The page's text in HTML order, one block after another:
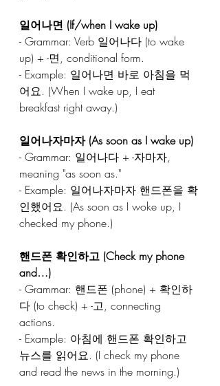
일어나면 (If/when I wake up)
- Grammar: Verb 일어나다 (to wake
up) + -면, conditional form.
- Example: 일어나면 바로 아침을 먹
어요. (When I wake up, I eat
breakfast right away.)
일어나자마자 (As soon as I wake up)
- Grammar: 일어나다 + -자마자,
meaning "as soon as."
- Example: 일어나자마자 핸드폰을 확
인했어요. (As soon as I woke up, I
checked my phone.)
핸드폰 확인하고 (Check my phone
and…)
- Grammar: 핸드폰 (phone) + 확인하
다 (to check) + -고, connecting
actions.
- Example: 아침에 핸드폰 확인하고
뉴스를 읽어요. (I check my phone
and read the news in the morning.)